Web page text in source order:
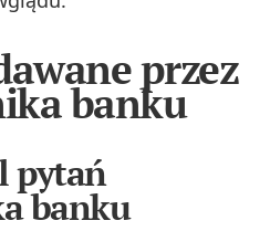
przez
banku
pytań
banku